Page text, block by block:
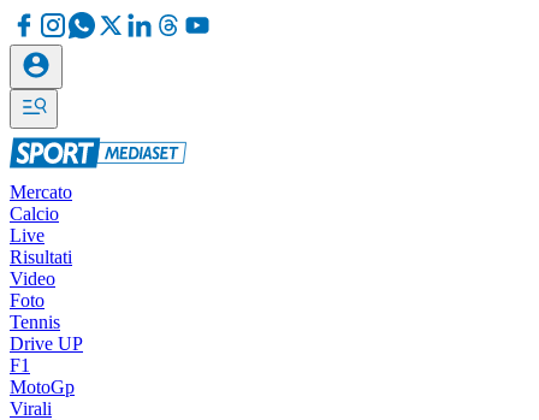
Mercato
Calcio
Live
Risultati
Video
Foto
Tennis
Drive UP
F1
MotoGp
Virali